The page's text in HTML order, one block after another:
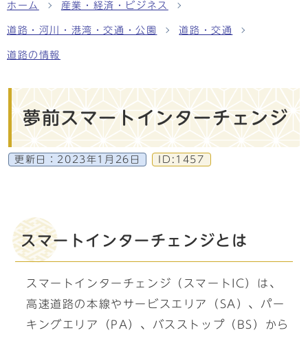
ホーム 産業・経済・ビジネス
道路・河川・港湾・交通・公園 道路・交通
道路の情報
夢前スマートインターチェンジ
更新日： 2023年1月26日 ID:1457
スマートインターチェンジとは
スマートインターチェンジ（スマートIC）は、
高速道路の本線やサービスエリア（SA）、パー
キングエリア（PA）、バスストップ（BS）から